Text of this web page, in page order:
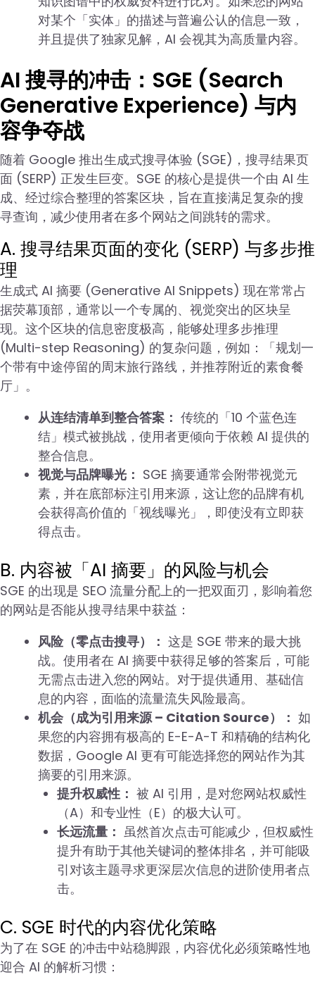
对某个「实体」的描述与普遍公认的信息一致，
并且提供了独家见解，AI 会视其为高质量内容。
AI 搜寻的冲击：SGE (Search
Generative Experience) 与内
容争夺战
随着 Google 推出生成式搜寻体验 (SGE)，搜寻结果页
面 (SERP) 正发生巨变。SGE 的核心是提供一个由 AI 生
成、经过综合整理的答案区块，旨在直接满足复杂的搜
寻查询，减少使用者在多个网站之间跳转的需求。
A. 搜寻结果页面的变化 (SERP) 与多步推
理
生成式 AI 摘要 (Generative AI Snippets) 现在常常占
据荧幕顶部，通常以一个专属的、视觉突出的区块呈
现。这个区块的信息密度极高，能够处理多步推理
(Multi-step Reasoning) 的复杂问题，例如：「规划一
个带有中途停留的周末旅行路线，并推荐附近的素食餐
厅」。
从连结清单到整合答案： 传统的「10 个蓝色连
结」模式被挑战，使用者更倾向于依赖 AI 提供的
整合信息。
视觉与品牌曝光： SGE 摘要通常会附带视觉元
素，并在底部标注引用来源，这让您的品牌有机
会获得高价值的「视线曝光」，即使没有立即获
得点击。
B. 内容被「AI 摘要」的风险与机会
SGE 的出现是 SEO 流量分配上的一把双面刃，影响着您
的网站是否能从搜寻结果中获益：
风险（零点击搜寻）： 这是 SGE 带来的最大挑
战。使用者在 AI 摘要中获得足够的答案后，可能
无需点击进入您的网站。对于提供通用、基础信
息的内容，面临的流量流失风险最高。
机会（成为引用来源 – Citation Source）： 如
果您的内容拥有极高的 E-E-A-T 和精确的结构化
数据，Google AI 更有可能选择您的网站作为其
摘要的引用来源。
提升权威性： 被 AI 引用，是对您网站权威性
（A）和专业性（E）的极大认可。
长远流量： 虽然首次点击可能减少，但权威性
提升有助于其他关键词的整体排名，并可能吸
引对该主题寻求更深层次信息的进阶使用者点
击。
C. SGE 时代的内容优化策略
为了在 SGE 的冲击中站稳脚跟，内容优化必须策略性地
迎合 AI 的解析习惯：